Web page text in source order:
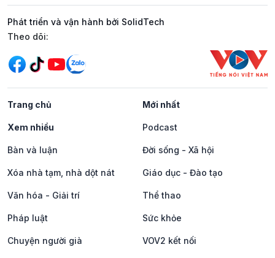
Phát triển và vận hành bởi SolidTech
Mạng xã hội
Theo dõi:
Trang chủ Mới nhất
Xem nhiều Podcast
Bàn và luận Đời sống - Xã hội
Xóa nhà tạm, nhà dột nát Giáo dục - Đào tạo
Văn hóa - Giải trí Thể thao
Pháp luật Sức khỏe
Chuyện người già VOV2 kết nối